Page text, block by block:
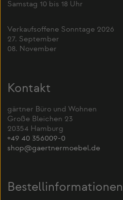
Samstag 10 bis 18 Uhr
Verkaufsoffene Sonntage 2026
27. September
08. November
Kontakt
gärtner Büro und Wohnen
Große Bleichen 23
20354 Hamburg
+49 40 356009-0
shop@gaertnermoebel.de
Bestellinformationen